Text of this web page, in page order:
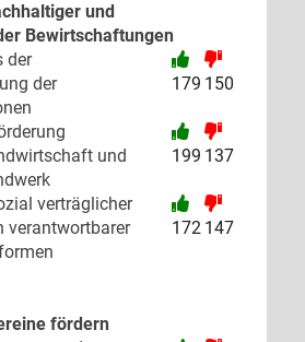
und
Bewirtschaftungen
der
der
179 150
und
199 137
verträglicher
verantwortbarer
172 147
fördern